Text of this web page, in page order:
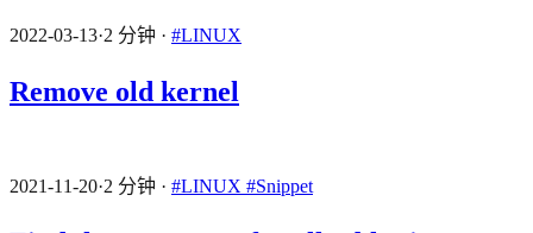
2022-03-13·2 分钟 · #LINUX
Remove old kernel
2021-11-20·2 分钟 · #LINUX #Snippet